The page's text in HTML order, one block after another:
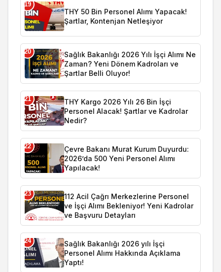
19
THY 50 Bin Personel Alımı Yapacak!
Şartlar, Kontenjan Netleşiyor
20
Sağlık Bakanlığı 2026 Yılı İşçi Alımı Ne
Zaman? Yeni Dönem Kadroları ve
Şartlar Belli Oluyor!
21
THY Kargo 2026 Yılı 26 Bin İşçi
Personel Alacak! Şartlar ve Kadrolar
Nedir?
22
Çevre Bakanı Murat Kurum Duyurdu:
2026’da 500 Yeni Personel Alımı
Yapılacak!
23
112 Acil Çağrı Merkezlerine Personel
ve İşçi Alımı Bekleniyor! Yeni Kadrolar
ve Başvuru Detayları
24
Sağlık Bakanlığı 2026 yılı İşçi
Personel Alımı Hakkında Açıklama
Yaptı!